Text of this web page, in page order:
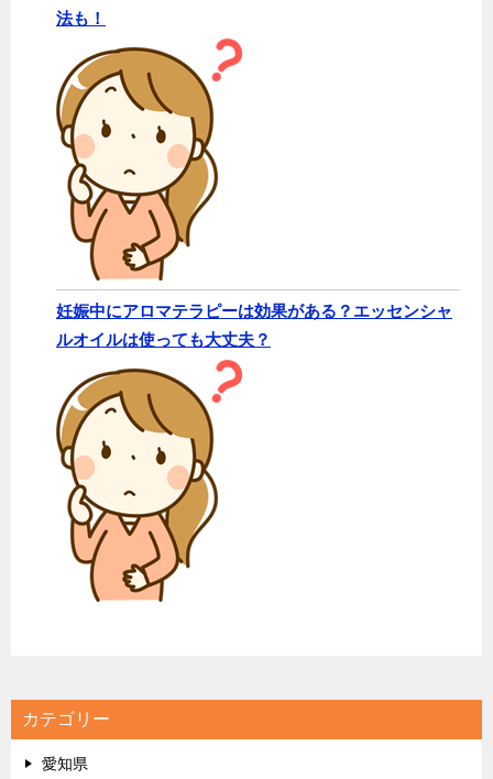
法も！
妊娠中にアロマテラピーは効果がある？エッセンシャ
ルオイルは使っても大丈夫？
カテゴリー
愛知県